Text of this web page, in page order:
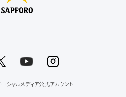
シャルメディア公式アカウント